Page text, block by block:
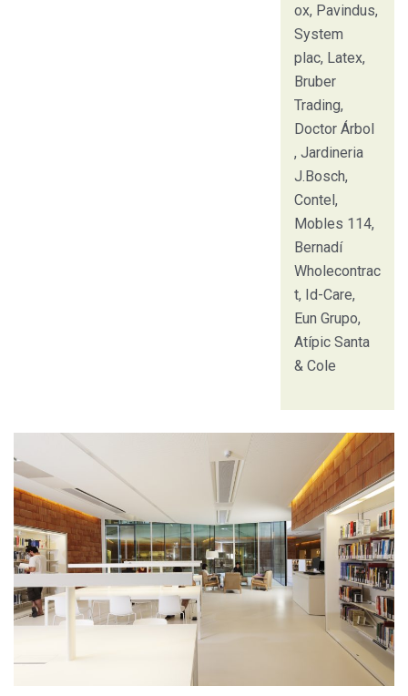
ox, Pavindus,
System
plac, Latex,
Bruber
Trading,
Doctor Árbol
, Jardineria
J.Bosch,
Contel,
Mobles 114,
Bernadí
Wholecontrac
t, Id-Care,
Eun Grupo,
Atípic Santa
& Cole